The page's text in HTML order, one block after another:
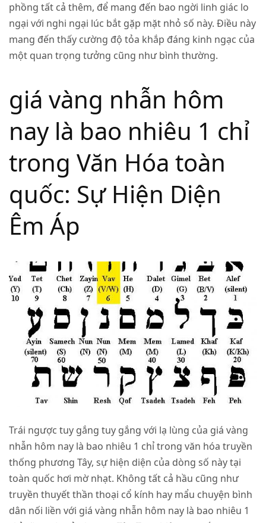
phồng tất cả thêm, để mang đến bao ngời linh giác lo
ngại với nghi ngại lúc bắt gặp mặt nhỏ số này. Điều này
mang đến thấy cường độ tỏa khắp đáng kinh ngạc của
một quan trọng tưởng cũng như bình thường.
giá vàng nhẫn hôm
nay là bao nhiêu 1 chỉ
trong Văn Hóa toàn
quốc: Sự Hiện Diện
Êm Áp
Trái ngược tuy gắng tuy gắng với lạ lùng của giá vàng
nhẫn hôm nay là bao nhiêu 1 chỉ trong văn hóa truyền
thống phương Tây, sự hiện diện của dòng số này tại
toàn quốc hơi mờ nhạt. Không tất cả hầu cũng như
truyền thuyết thần thoại cổ kính hay mẩu chuyện bình
dân nối liền với giá vàng nhẫn hôm nay là bao nhiêu 1